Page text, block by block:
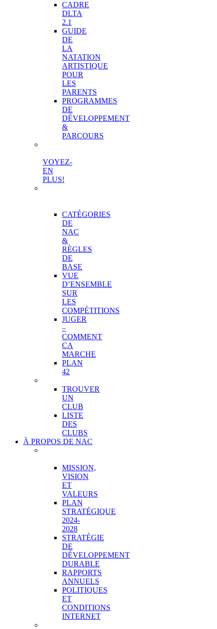
CADRE
DLTA
2.1
GUIDE
DE
LA
NATATION
ARTISTIQUE
POUR
LES
PARENTS
PROGRAMMES
DE
DÉVELOPPEMENT
&
PARCOURS
VOYEZ-
EN
PLUS!
CATÉGORIES
DE
NAC
&
RÈGLES
DE
BASE
VUE
D’ENSEMBLE
SUR
LES
COMPÉTITIONS
JUGER
–
COMMENT
ÇA
MARCHE
PLAN
42
TROUVER
UN
CLUB
LISTE
DES
CLUBS
À PROPOS DE NAC
MISSION,
VISION
ET
VALEURS
PLAN
STRATÉGIQUE
2024-
2028
STRATÉGIE
DE
DÉVELOPPEMENT
DURABLE
RAPPORTS
ANNUELS
POLITIQUES
ET
CONDITIONS
INTERNET